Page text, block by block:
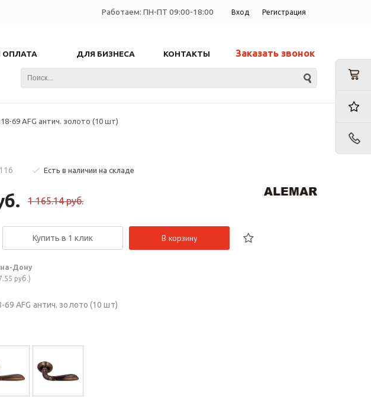
Вход Регистрация
Работаем: ПН-ПТ 09:00-18:00
ОПЛАТА ДЛЯ БИЗНЕСА КОНТАКТЫ Заказать звонок
69 AFG антич. золото (10 шт)
Есть в наличии на складе
1 165.14 руб.
Купить в 1 клик В корзину
на-Дону
руб.)
69 AFG антич. золото (10 шт)